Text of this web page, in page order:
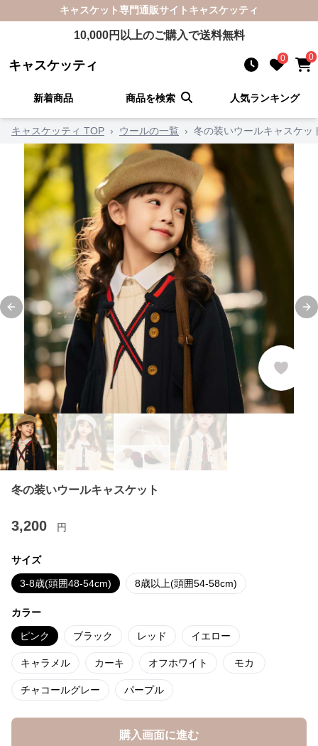
キャスケット専門通販サイト キャスケッティ
10,000円以上のご購入で送料無料
キャスケッティ 0 0
新着商品 商品を検索 人気ランキング
キャスケッティ TOP › ウールの一覧 › 冬の装いウールキャスケッ
Previous slide
冬の装いウールキャスケット
3,200 円
サイズ
3-8歳(頭囲48-54cm) 8歳以上(頭囲54-58cm)
カラー
ピンク ブラック レッド イエロー
キャラメル カーキ オフホワイト モカ
チャコールグレー パープル
購入画面に進む